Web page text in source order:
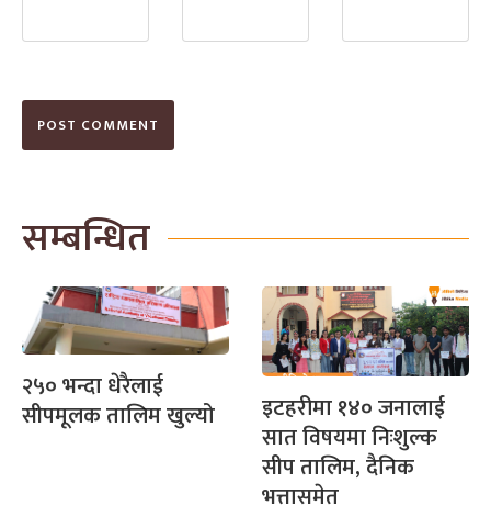
सम्बन्धित
२५० भन्दा धेरैलाई
सीपमूलक तालिम खुल्यो इटहरीमा १४० जनालाई
सात विषयमा निःशुल्क
सीप तालिम, दैनिक
भत्तासमेत